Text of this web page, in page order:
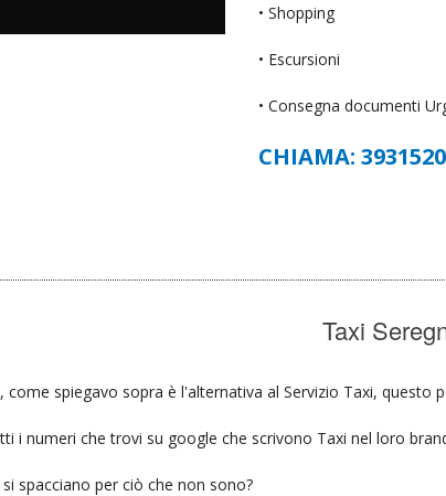
• Shopping
• Escursioni
• Consegna documenti
CHIAMA:
Taxi
, come spiegavo sopra è l'alternativa al Servizio Taxi,
i numeri che trovi su google che scrivono Taxi nel loro
spacciano per ciò che non sono?